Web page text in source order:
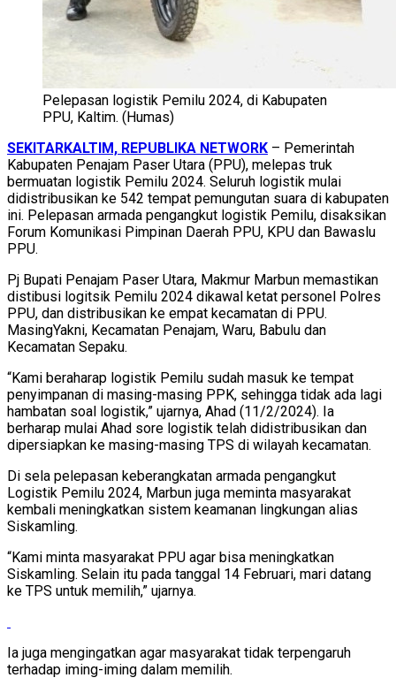
Pelepasan logistik Pemilu 2024, di Kabupaten
PPU, Kaltim. (Humas)
SEKITARKALTIM, REPUBLIKA NETWORK – Pemerintah
Kabupaten Penajam Paser Utara (PPU), melepas truk
bermuatan logistik Pemilu 2024. Seluruh logistik mulai
didistribusikan ke 542 tempat pemungutan suara di kabupaten
ini. Pelepasan armada pengangkut logistik Pemilu, disaksikan
Forum Komunikasi Pimpinan Daerah PPU, KPU dan Bawaslu
PPU.
Pj Bupati Penajam Paser Utara, Makmur Marbun memastikan
distibusi logitsik Pemilu 2024 dikawal ketat personel Polres
PPU, dan distribusikan ke empat kecamatan di PPU.
MasingYakni, Kecamatan Penajam, Waru, Babulu dan
Kecamatan Sepaku.
“Kami beraharap logistik Pemilu sudah masuk ke tempat
penyimpanan di masing-masing PPK, sehingga tidak ada lagi
hambatan soal logistik,” ujarnya, Ahad (11/2/2024). Ia
berharap mulai Ahad sore logistik telah didistribusikan dan
dipersiapkan ke masing-masing TPS di wilayah kecamatan.
Di sela pelepasan keberangkatan armada pengangkut
Logistik Pemilu 2024, Marbun juga meminta masyarakat
kembali meningkatkan sistem keamanan lingkungan alias
Siskamling.
“Kami minta masyarakat PPU agar bisa meningkatkan
Siskamling. Selain itu pada tanggal 14 Februari, mari datang
ke TPS untuk memilih,” ujarnya.
Ia juga mengingatkan agar masyarakat tidak terpengaruh
terhadap iming-iming dalam memilih.